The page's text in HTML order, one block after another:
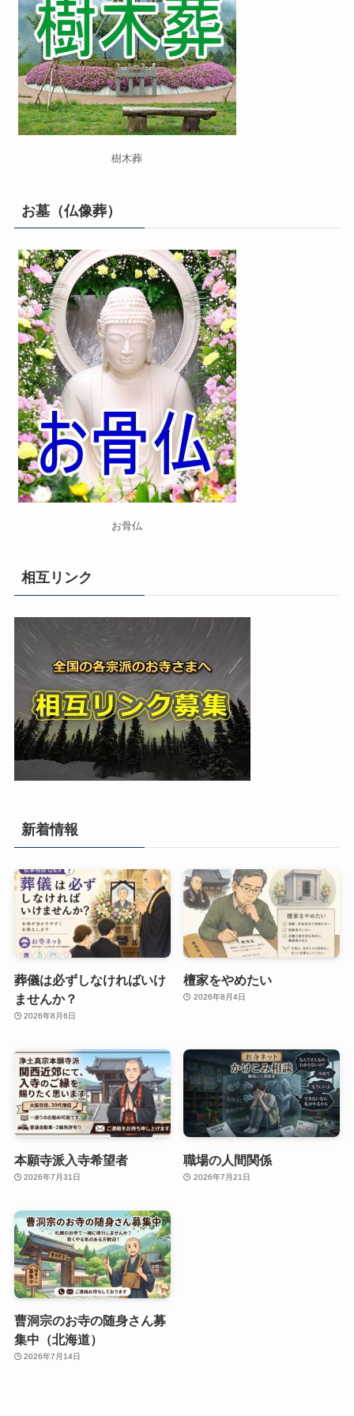
樹木葬
お墓（仏像葬）
お骨仏
相互リンク
新着情報
葬儀は必ずしなければいけ
ませんか？
2026年8月6日
檀家をやめたい
2026年8月4日
本願寺派入寺希望者
2026年7月31日
職場の人間関係
2026年7月21日
曹洞宗のお寺の随身さん募
集中（北海道）
2026年7月14日